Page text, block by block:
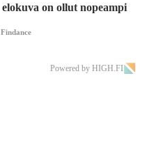
elokuva on ollut nopeampi
Findance
Powered by HIGH.FI